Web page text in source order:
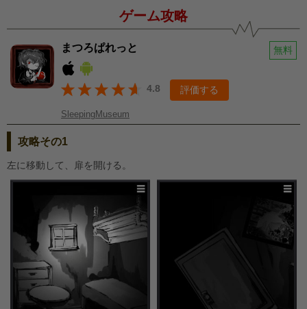
ゲーム攻略
まつろぱれっと 無料
4.8 評価する
SleepingMuseum
攻略その1
左に移動して、扉を開ける。